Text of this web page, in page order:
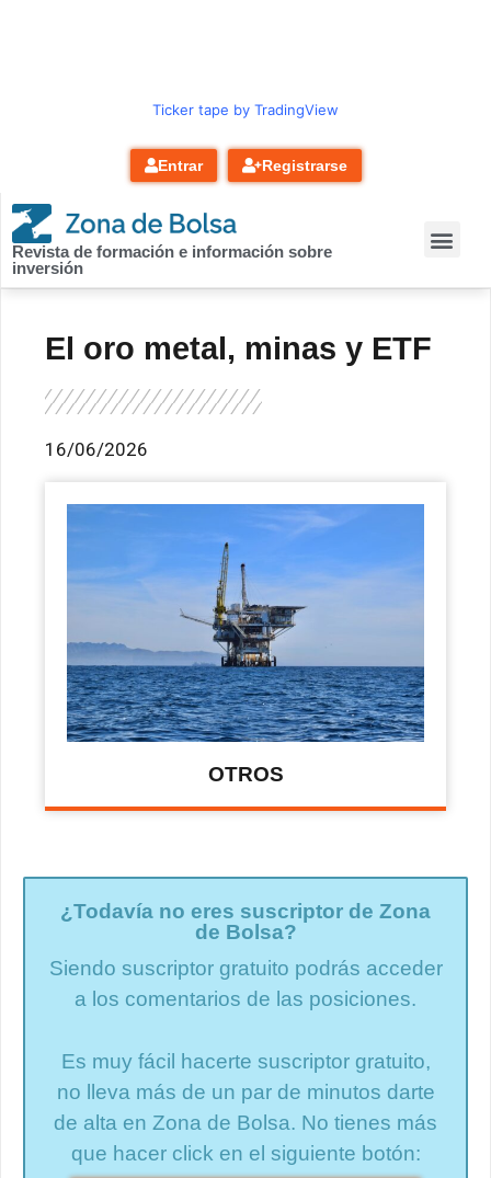
Ticker tape by TradingView
Entrar Registrarse
Revista de formación e información sobre
inversión
El oro metal, minas y ETF
16/06/2026
OTROS
¿Todavía no eres suscriptor de Zona
de Bolsa?
Siendo suscriptor gratuito podrás acceder
a los comentarios de las posiciones.
Es muy fácil hacerte suscriptor gratuito,
no lleva más de un par de minutos darte
de alta en Zona de Bolsa. No tienes más
que hacer click en el siguiente botón: